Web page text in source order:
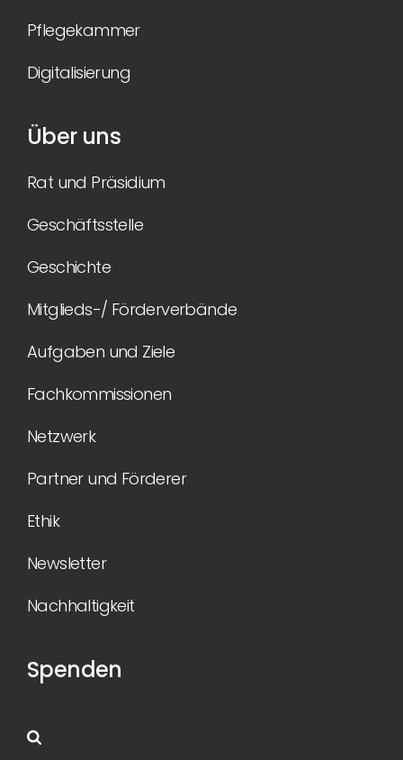
Pflegekammer
Digitalisierung
Über uns
Rat und Präsidium
Geschäftsstelle
Geschichte
Mitglieds-/ Förderverbände
Aufgaben und Ziele
Fachkommissionen
Netzwerk
Partner und Förderer
Ethik
Newsletter
Nachhaltigkeit
Spenden